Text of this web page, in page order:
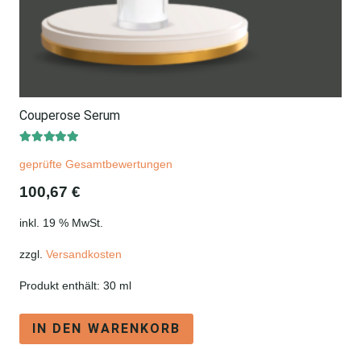
Couperose Serum
geprüfte Gesamtbewertungen
100,67 €
inkl. 19 % MwSt.
zzgl. Versandkosten
Produkt enthält: 30 ml
IN DEN WARENKORB